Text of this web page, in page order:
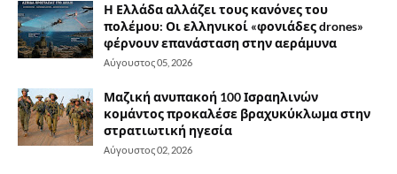
Η Ελλάδα αλλάζει τους κανόνες του
πολέμου: Οι ελληνικοί «φονιάδες drones»
φέρνουν επανάσταση στην αεράμυνα
Αύγουστος 05, 2026
Μαζική ανυπακοή 100 Ισραηλινών
κομάντος προκαλέσε βραχυκύκλωμα στην
στρατιωτική ηγεσία
Αύγουστος 02, 2026